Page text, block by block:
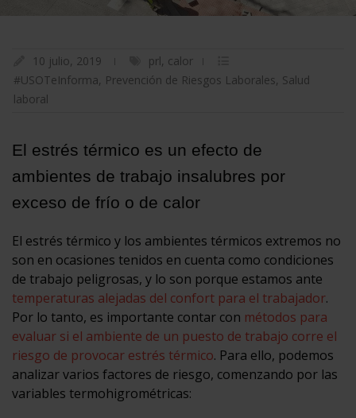
10 julio, 2019 prl, calor
#USOTeInforma, Prevención de Riesgos Laborales, Salud
laboral
El estrés térmico es un efecto de
ambientes de trabajo insalubres por
exceso de frío o de calor
El estrés térmico y los ambientes térmicos extremos no
son en ocasiones tenidos en cuenta como condiciones
de trabajo peligrosas, y lo son porque estamos ante
temperaturas alejadas del confort para el trabajador.
Por lo tanto, es importante contar con métodos para
evaluar si el ambiente de un puesto de trabajo corre el
riesgo de provocar estrés térmico. Para ello, podemos
analizar varios factores de riesgo, comenzando por las
variables termohigrométricas: